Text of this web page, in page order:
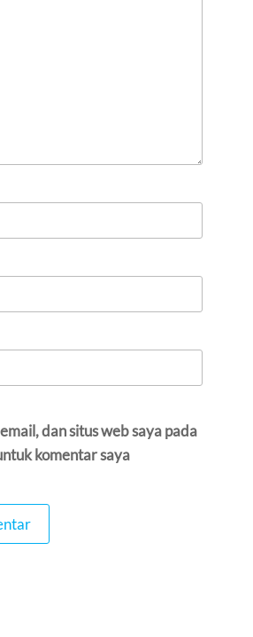
dan situs web saya pada
komentar saya